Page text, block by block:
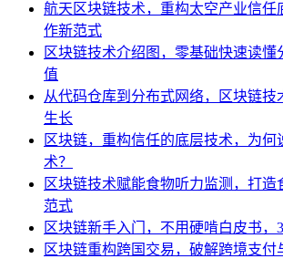
航天区块链技术，重构太空产业信任
作新范式
区块链技术介绍图，零基础快速读懂
值
从代码仓库到分布式网络，区块链技
生长
区块链，重构信任的底层技术，为何
术？
区块链技术赋能食物听力监测，打造
范式
区块链新手入门，不用硬啃白皮书，
区块链重构跨国交易，破解跨境支付